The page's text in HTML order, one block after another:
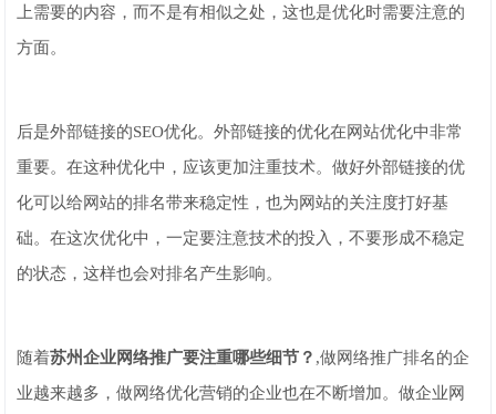
上需要的内容，而不是有相似之处，这也是优化时需要注意的
方面。
后是外部链接的SEO优化。外部链接的优化在网站优化中非常
重要。在这种优化中，应该更加注重技术。做好外部链接的优
化可以给网站的排名带来稳定性，也为网站的关注度打好基
础。在这次优化中，一定要注意技术的投入，不要形成不稳定
的状态，这样也会对排名产生影响。
随着苏州企业网络推广要注重哪些细节？ ,做网络推广排名的企
业越来越多，做网络优化营销的企业也在不断增加。做企业网